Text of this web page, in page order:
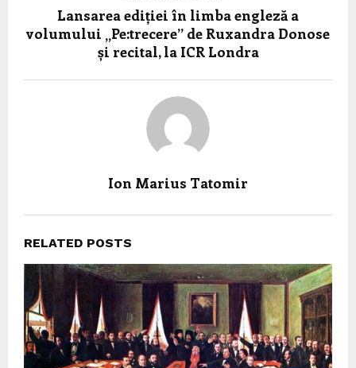
Lansarea ediției în limba engleză a
volumului „Pe:trecere” de Ruxandra Donose
și recital, la ICR Londra
Ion Marius Tatomir
RELATED POSTS